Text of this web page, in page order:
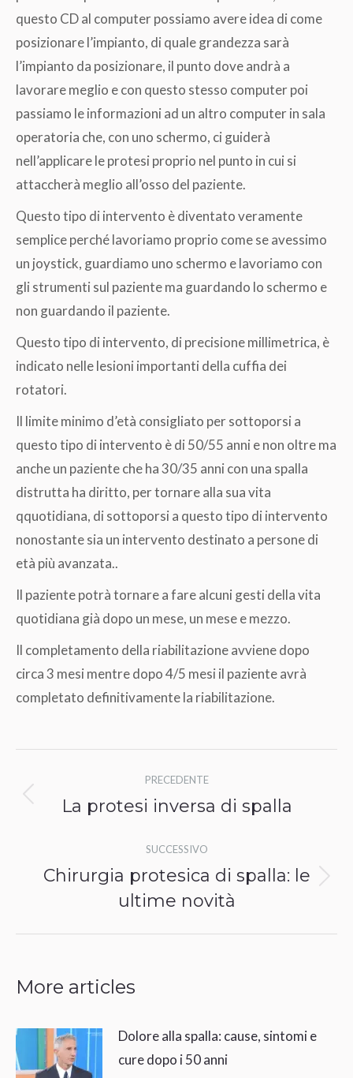
questo CD al computer possiamo avere idea di come
posizionare l’impianto, di quale grandezza sarà
l’impianto da posizionare, il punto dove andrà a
lavorare meglio e con questo stesso computer poi
passiamo le informazioni ad un altro computer in sala
operatoria che, con uno schermo, ci guiderà
nell’applicare le protesi proprio nel punto in cui si
attaccherà meglio all’osso del paziente.
Questo tipo di intervento è diventato veramente
semplice perché lavoriamo proprio come se avessimo
un joystick, guardiamo uno schermo e lavoriamo con
gli strumenti sul paziente ma guardando lo schermo e
non guardando il paziente.
Questo tipo di intervento, di precisione millimetrica, è
indicato nelle lesioni importanti della cuffia dei
rotatori.
Il limite minimo d’età consigliato per sottoporsi a
questo tipo di intervento è di 50/55 anni e non oltre ma
anche un paziente che ha 30/35 anni con una spalla
distrutta ha diritto, per tornare alla sua vita
qquotidiana, di sottoporsi a questo tipo di intervento
nonostante sia un intervento destinato a persone di
età più avanzata..
Il paziente potrà tornare a fare alcuni gesti della vita
quotidiana già dopo un mese, un mese e mezzo.
Il completamento della riabilitazione avviene dopo
circa 3 mesi mentre dopo 4/5 mesi il paziente avrà
completato definitivamente la riabilitazione.
tra
post
PRECEDENTE
Post
La protesi inversa di spalla
SUCCESSIVO
Prossimo
post:
Chirurgia protesica di spalla: le
ultime novità
More articles
Dolore alla spalla: cause, sintomi e
cure dopo i 50 anni